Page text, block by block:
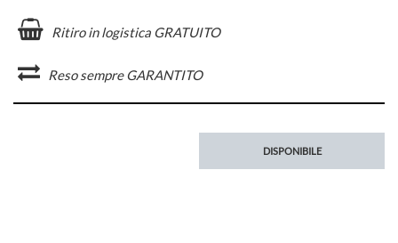
Ritiro in logistica GRATUITO
Reso sempre GARANTITO
DISPONIBILE